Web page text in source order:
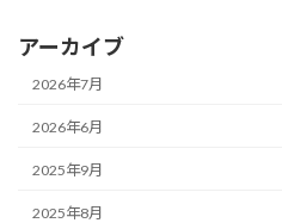
アーカイブ
2026年7月
2026年6月
2025年9月
2025年8月